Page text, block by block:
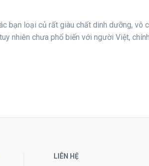
bạn loại củ rất giàu chất dinh dưỡng,
nhiên chưa phổ biến với người Việt,
LIÊN HỆ